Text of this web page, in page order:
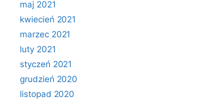
maj 2021
kwiecień 2021
marzec 2021
luty 2021
styczeń 2021
grudzień 2020
listopad 2020